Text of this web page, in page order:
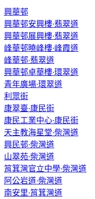
興華邨
興華邨安興樓·翡翠道
興華邨展興樓·翡翠道
峰華邨曉峰樓·峰霞道
峰華邨·翡翠道
興華邨卓華樓·環翠道
青年廣場·環翠道
利眾街
康翠臺·康民街
康民工業中心·康民街
天主教海星堂·柴灣道
興民邨·柴灣道
山翠苑·柴灣道
筲箕灣官立中學·柴灣道
阿公岩道·柴灣道
南安里·筲箕灣道